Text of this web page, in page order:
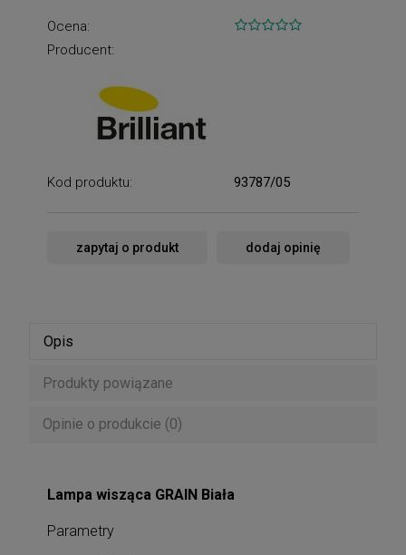
Ocena:
Producent:
Kod produktu: 93787/05
zapytaj o produkt dodaj opinię
Opis
Produkty powiązane
Opinie o produkcie (0)
Lampa wisząca GRAIN Biała
Parametry